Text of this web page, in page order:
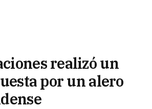
realizó un
por un alero